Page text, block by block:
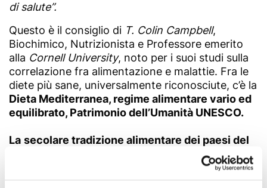
di salute”.
Questo è il consiglio di T. Colin Campbell,
Biochimico, Nutrizionista e Professore emerito
alla Cornell University, noto per i suoi studi sulla
correlazione fra alimentazione e malattie. Fra le
diete più sane, universalmente riconosciute, c’è la
Dieta Mediterranea, regime alimentare vario ed
equilibrato, Patrimonio dell’Umanità UNESCO.
La secolare tradizione alimentare dei paesi del
si fonda sul consumo quotidiano di
cereali semplici e complessi, verdura, frutta,
legumi, olio di oliva, un uso moderato di carne,